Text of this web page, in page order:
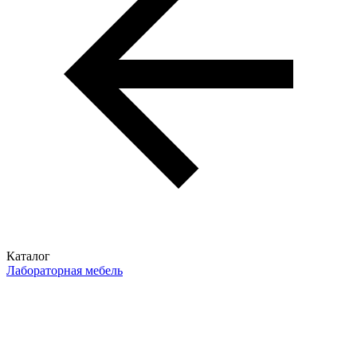
Каталог
Лабораторная мебель